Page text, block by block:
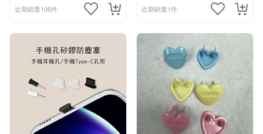
近期銷量106件 近期銷量1件